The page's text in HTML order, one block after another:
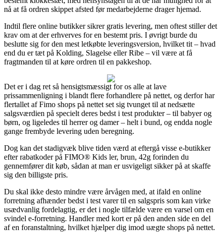
nå at få ordren skippet afsted før medarbejderne drager hjemad.
Indtil flere online butikker sikrer gratis levering, men oftest stiller det
krav om at der erhverves for en bestemt pris. I øvrigt burde du
beslutte sig for den mest letkøbte leveringsversion, hvilket tit – hvad
end du er tæt på Kolding, Slagelse eller Ribe – vil være at få
fragtmanden til at køre ordren til en pakkeshop.
Det er i dag ret så hensigtsmæssigt for os alle at lave
prissammenligning i blandt flere forhandlere på nettet, og derfor har
flertallet af Fimo shops på nettet set sig tvunget til at nedsætte
salgsværdien på specielt deres bedst i test produkter – til babyer og
børn, og ligeledes til herrer og damer – helt i bund, og endda nogle
gange frembyde levering uden beregning.
Dog kan det stadigvæk blive tiden værd at eftergå visse e-butikker
efter rabatkoder på FIMO® Kids ler, brun, 42g forinden du
gennemfører dit køb, sådan at man er usvigeligt sikker på at skaffe
sig den billigste pris.
Du skal ikke desto mindre være årvågen med, at ifald en online
forretning afhænder bedst i test varer til en salgspris som kan virke
usædvanlig fordelagtig, er det i nogle tilfælde være en varsel om en
svindel e-forretning. Handler med kort er på den anden side en del
af en foranstaltning, hvilket hjælper dig imod uægte shops på nettet.